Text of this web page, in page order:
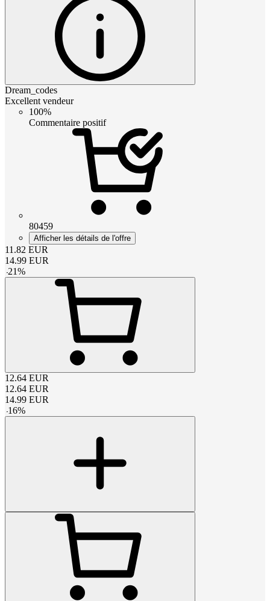
Dream_codes
Excellent vendeur
100%
Commentaire positif
80459
Afficher les détails de l'offre
11.82 EUR
14.99 EUR
-21%
12.64 EUR
12.64 EUR
14.99 EUR
-16%